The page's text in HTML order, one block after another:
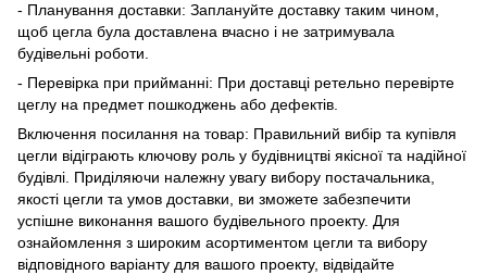
- Планування доставки: Заплануйте доставку таким чином,
щоб цегла була доставлена вчасно і не затримувала
будівельні роботи.
- Перевірка при прийманні: При доставці ретельно перевірте
цеглу на предмет пошкоджень або дефектів.
Включення посилання на товар: Правильний вибір та купівля
цегли відіграють ключову роль у будівництві якісної та надійної
будівлі. Приділяючи належну увагу вибору постачальника,
якості цегли та умов доставки, ви зможете забезпечити
успішне виконання вашого будівельного проекту. Для
ознайомлення з широким асортиментом цегли та вибору
відповідного варіанту для вашого проекту, відвідайте